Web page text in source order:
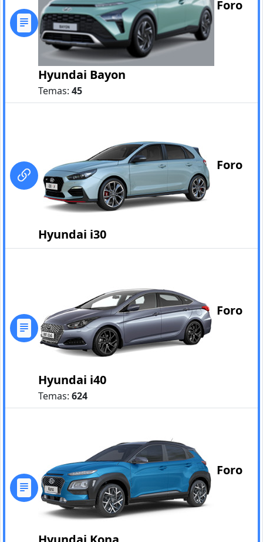
Foro
Hyundai Bayon
Temas: 45
Foro
Hyundai i30
Foro
Hyundai i40
Temas: 624
Foro